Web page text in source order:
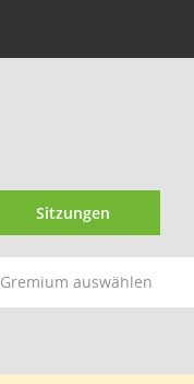
Sitzungen
Gremium auswählen